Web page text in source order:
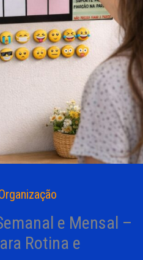
e Mensal –
Rotina e